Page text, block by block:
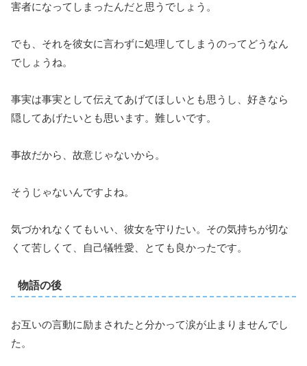
害者になってしまったんだと思うでしょう。
でも、それを彼女に言わずに処理してしまうのってどうなん
でしょうね。
事実は事実として伝えてあげてほしいとも思うし、好きなら
隠してあげたいとも思います。難しいです。
事故だから、故意じゃないから。
そうじゃないんですよね。
気づかれなくてもいい、彼女を守りたい。その気持ちが切な
くて苦しくて、自己犠牲愛、とても良かったです。
物語の後
お互いの言動に励まされたと分かって涙が止まりませんでし
た。